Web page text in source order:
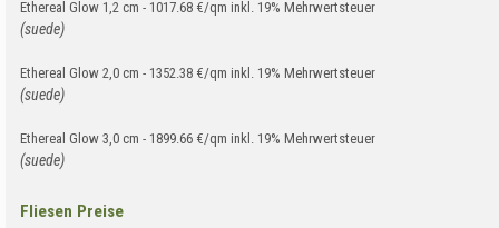
Ethereal Glow 1,2 cm - 1017.68 €/qm inkl. 19% Mehrwertsteuer
(suede)
Ethereal Glow 2,0 cm - 1352.38 €/qm inkl. 19% Mehrwertsteuer
(suede)
Ethereal Glow 3,0 cm - 1899.66 €/qm inkl. 19% Mehrwertsteuer
(suede)
Fliesen Preise